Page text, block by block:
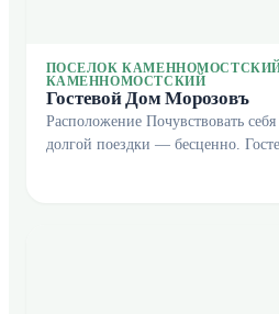
ПОСЕЛОК
КАМЕННОМОСТСКИЙ
Гостевой Дом Морозовъ
Расположение Почувствовать
долгой поездки — бесценно.
Морозовъ» находится в